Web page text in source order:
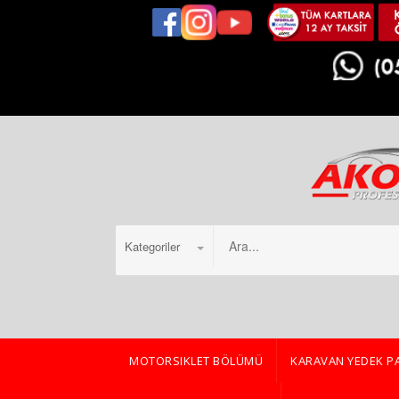
Kategoriler
MOTORSIKLET BÖLÜMÜ KARAVAN YEDEK